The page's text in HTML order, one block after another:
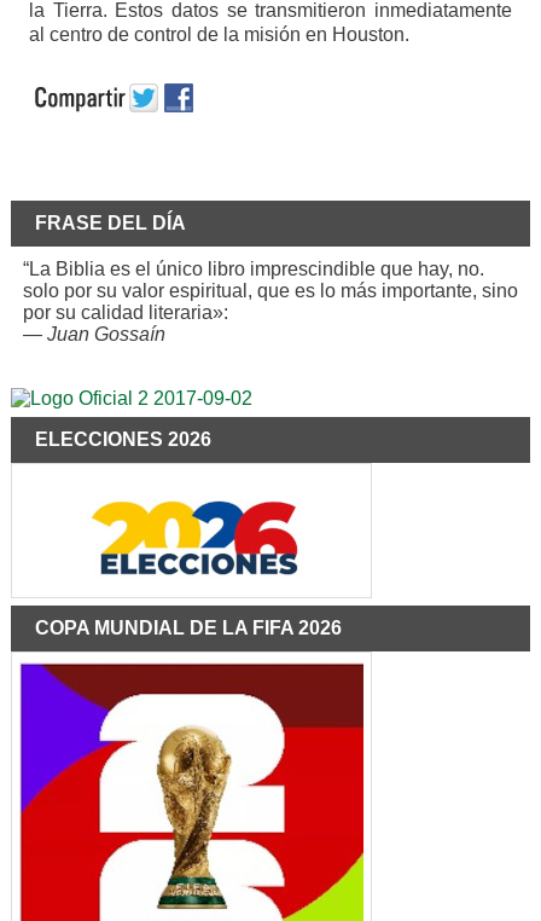
la Tierra. Estos datos se transmitieron inmediatamente
al centro de control de la misión en Houston.
FRASE DEL DÍA
“La Biblia es el único libro imprescindible que hay, no.
solo por su valor espiritual, que es lo más importante, sino
por su calidad literaria»:
— Juan Gossaín
ELECCIONES 2026
COPA MUNDIAL DE LA FIFA 2026